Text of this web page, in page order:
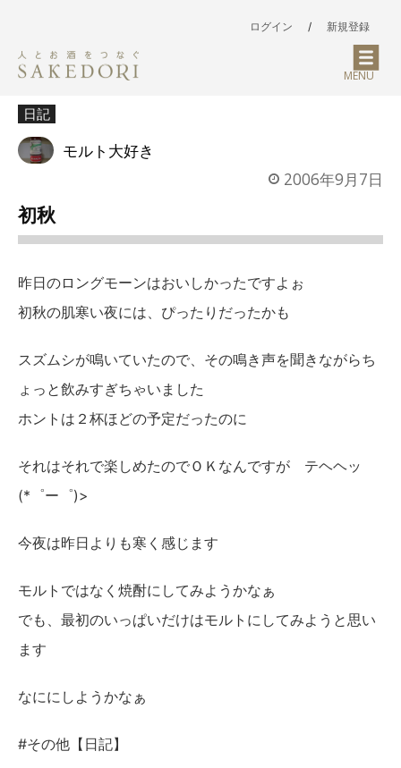
ログイン / 新規登録
MENU
日記
モルト大好き
2006年9月7日
初秋
昨日のロングモーンはおいしかったですよぉ
初秋の肌寒い夜には、ぴったりだったかも
スズムシが鳴いていたので、その鳴き声を聞きながらち
ょっと飲みすぎちゃいました
ホントは２杯ほどの予定だったのに
それはそれで楽しめたのでＯＫなんですが テヘヘッ
(*゜ー゜)>
今夜は昨日よりも寒く感じます
モルトではなく焼酎にしてみようかなぁ
でも、最初のいっぱいだけはモルトにしてみようと思い
ます
なににしようかなぁ
#その他【日記】